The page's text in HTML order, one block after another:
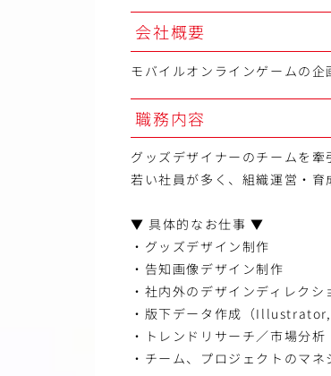
会社概要
モバイルオンラインゲームの企
職務内容
グッズデザイナーのチームを牽
若い社員が多く、組織運営・
▼ 具体的なお仕事 ▼
・グッズデザイン制作
・告知画像デザイン制作
・社内外のデザインディレクシ
・版下データ作成（
・トレンドリサーチ／市場分析
・チーム、プロジェクトのマネ